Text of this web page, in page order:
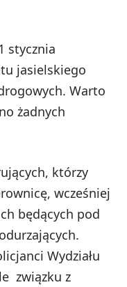
stycznia
jasielskiego
Warto
żadnych
którzy
wcześniej
będących pod
Wydziału
związku z